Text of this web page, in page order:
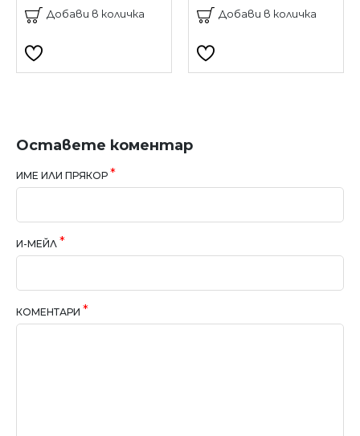
Добави в количка Добави в количка
Оставете коментар
ИМЕ ИЛИ ПРЯКОР
И-МЕЙЛ
КОМЕНТАРИ